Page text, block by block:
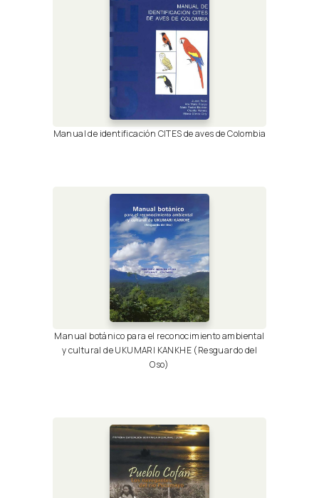
Manual de identificación CITES de aves de Colombia
Manual botánico para el reconocimiento ambiental
y cultural de UKUMARI KANKHE (Resguardo del
Oso)